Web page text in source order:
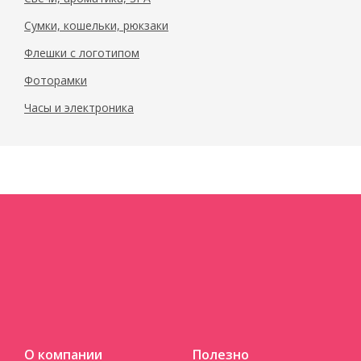
Сумки, кошельки, рюкзаки
Флешки с логотипом
Фоторамки
Часы и электроника
О компании Полезно